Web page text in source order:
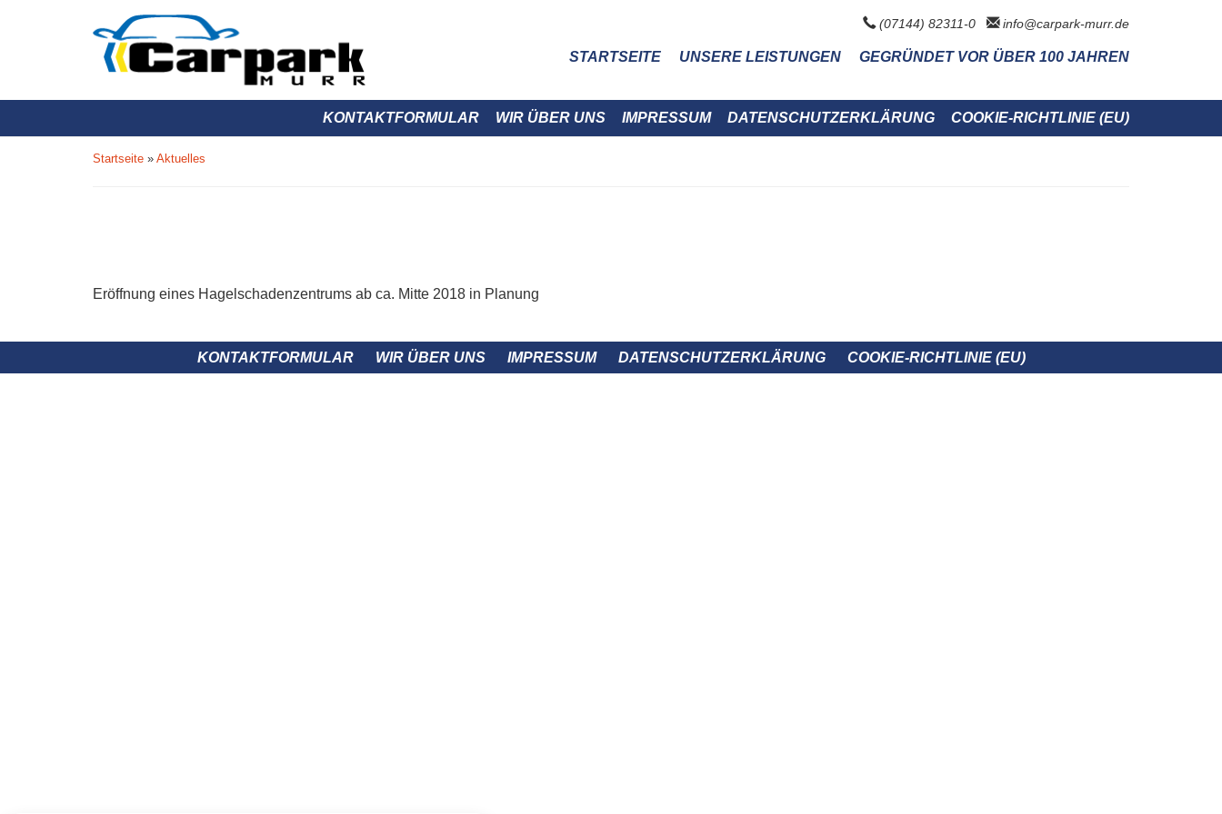
(07144) 82311-0 info@carpark-murr.de
STARTSEITE UNSERE LEISTUNGEN GEGRÜNDET VOR ÜBER 100 JAHREN
KONTAKTFORMULAR WIR ÜBER UNS IMPRESSUM DATENSCHUTZERKLÄRUNG COOKIE-RICHTLINIE (EU)
Startseite » Aktuelles
Eröffnung eines Hagelschadenzentrums ab ca. Mitte 2018 in Planung
KONTAKTFORMULAR WIR ÜBER UNS IMPRESSUM DATENSCHUTZERKLÄRUNG COOKIE-RICHTLINIE (EU)